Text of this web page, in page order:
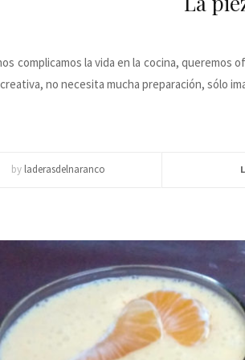
complicamos la vida en la cocina,
no necesita mucha preparación, sólo
by laderasdelnaranco